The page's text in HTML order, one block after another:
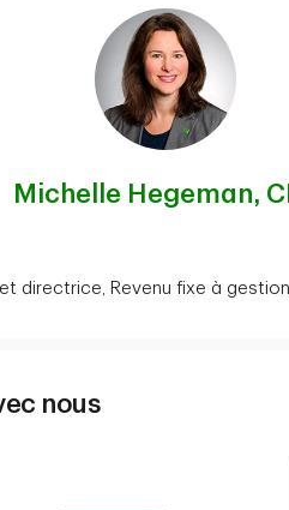
Michelle Hegeman,
directrice, Revenu fixe à
nous